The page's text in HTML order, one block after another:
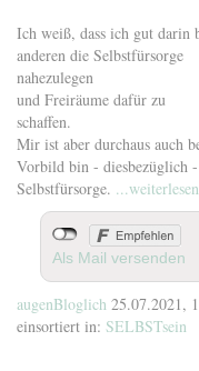
Ich weiß, dass ich gut darin
anderen die Selbstfürsorge
nahezulegen
und Freiräume dafür zu
schaffen.
Mir ist aber durchaus auch
Vorbild bin - diesbezüglich
Selbstfürsorge. ...weiterlesen
Als Mail versenden
augenBloglich 25.07.2021,
einsortiert in: SELBSTsein